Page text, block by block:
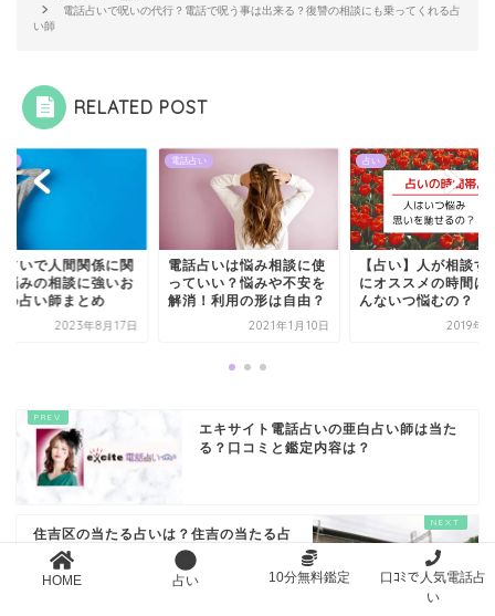
電話占いで呪いの代行？電話で呪う事は出来る？復讐の相談にも乗ってくれる占
い師
RELATED POST
占いで人間関係に関
悩みの相談に強いお
め占い師まとめ
2023年8月17日
電話占い
電話占いは悩み相談に使
っていい？悩みや不安を
解消！利用の形は自由？
2021年1月10日
占い
【占い】人が相談す
にオススメの時間は
んないつ悩むの？
2019年1
エキサイト電話占いの亜白占い師は当た
る？口コミと鑑定内容は？
住吉区の当たる占いは？住吉の当たる占
いのお店・占い館まとめ
HOME
占い 10分無料鑑定
口ｺﾐで人気電話占
い